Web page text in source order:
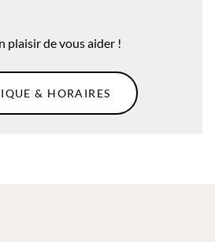
plaisir de vous aider !
& HORAIRES